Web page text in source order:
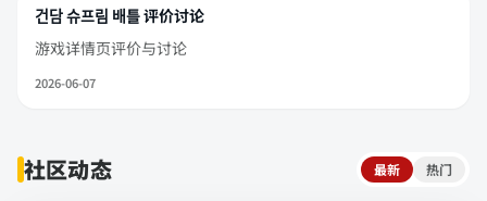
건담 슈프림 배틀 评价讨论
游戏详情页评价与讨论
2026-06-07
社区动态 最新 热门